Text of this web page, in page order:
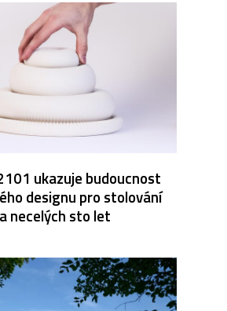
ukazuje budoucnost
designu pro stolování
necelých sto let